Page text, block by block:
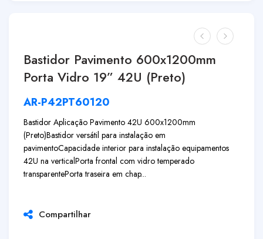
Bastidor Pavimento 600x1200mm
Porta Vidro 19” 42U (Preto)
AR-P42PT60120
Bastidor Aplicação Pavimento 42U 600x1200mm
(Preto)Bastidor versátil para instalação em
pavimentoCapacidade interior para instalação equipamentos
42U na verticalPorta frontal com vidro temperado
transparentePorta traseira em chap...
Compartilhar